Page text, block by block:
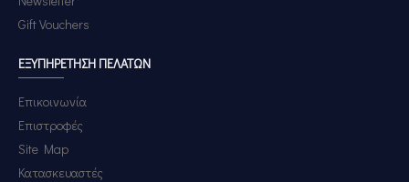
Gift Vouchers
ΕΞΥΠΗΡΈΤΗΣΗ ΠΕΛΑΤΏΝ
Επικοινωνία
Επιστροφές
Site Map
Κατασκευαστές